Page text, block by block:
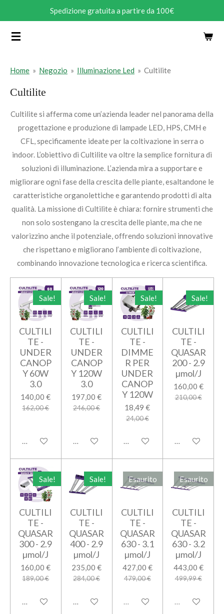
contenuto
Spedizione gratuita a partire da 100€
Home » Negozio » Illuminazione Led » Cultilite
Cultilite
Cultilite si afferma come un’azienda leader nel panorama della
progettazione e produzione di lampade LED, HPS, CMH e
CFL, specificamente ideate per la coltivazione in serra o
indoor. L’obiettivo di Cultilite va oltre la semplice fornitura di
soluzioni di illuminazione. L’azienda mira a supportare e
migliorare ogni fase della crescita delle piante, esaltandone le
caratteristiche organolettiche e garantendo prodotti di alta
qualità. La missione di Cultilite è chiara: fornire strumenti che
non solo sostengano la crescita delle piante, ma che ne
valorizzino anche il potenziale, offrendo soluzioni innovative
che rispettano e migliorano l’ambiente di coltivazione,
combinando innovazione tecnologica e ricerca scientifica.
Sale!
CULTILI
TE -
UNDER
CANOP
Y 60W
3.0
140,00 €
162,00 €
Aggiungi al carrello
Sale!
CULTILI
TE -
UNDER
CANOP
Y 120W
3.0
197,00 €
246,00 €
Aggiungi al carrello
Sale!
CULTILI
TE -
DIMME
R PER
UNDER
CANOP
Y 120W
18,49 €
24,00 €
Aggiungi al carrello
Sale!
CULTILI
TE -
QUASAR
200 - 2.9
µmol/J
160,00 €
210,00 €
Aggiungi al
Sale!
CULTILI
TE -
QUASAR
300 - 2.9
µmol/J
160,00 €
189,00 €
Aggiungi al carrello
Sale!
CULTILI
TE -
QUASAR
400 - 2.9
µmol/J
235,00 €
284,00 €
Aggiungi al carrello
Esaurito
CULTILI
TE -
QUASAR
630 - 3.1
µmol/J
427,00 €
479,00 €
Esaurito
Esaurito
CULTILI
TE -
QUASAR
630 - 3.2
µmol/J
443,00 €
499,99 €
Esaurito